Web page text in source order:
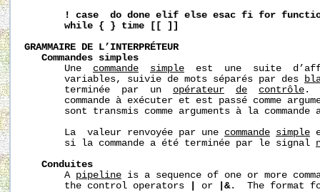
! case  do done elif else esac fi for
while { } time [[ ]]
GRAMMAIRE DE L’INTERPRÉTEUR
Commandes simples
       Une
commande simple
est  une  suite
       variables, suivie de mots séparés par des
       terminée  par  un
opérateur de contrôle .
commande à exécuter et est passé comme
sont transmis comme arguments à la commande
       La  valeur renvoyée par une
commande simple
       si la commande a été terminée par le signal
Conduites
       A
pipeline is a sequence of one or more
       the control operators
or |&.  The format